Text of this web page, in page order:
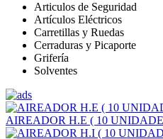
Articulos de Seguridad
Artículos Eléctricos
Carretillas y Ruedas
Cerraduras y Picaporte
Grifería
Solventes
AIREADOR H.E ( 10